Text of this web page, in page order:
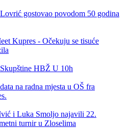
gostovao povodom 50 godina
Kupres - Očekuju se tisuće
HBŽ U 10h
na radna mjesta u OŠ fra
i Luka Smoljo najavili 22.
turnir u Zloselima